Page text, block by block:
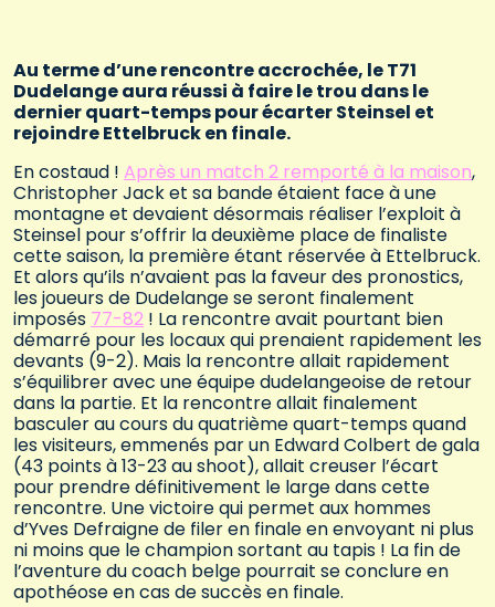
Au terme d’une rencontre accrochée, le T71
Dudelange aura réussi à faire le trou dans le
dernier quart-temps pour écarter Steinsel et
rejoindre Ettelbruck en finale.
En costaud ! Après un match 2 remporté à la maison,
Christopher Jack et sa bande étaient face à une
montagne et devaient désormais réaliser l’exploit à
Steinsel pour s’offrir la deuxième place de finaliste
cette saison, la première étant réservée à Ettelbruck.
Et alors qu’ils n’avaient pas la faveur des pronostics,
les joueurs de Dudelange se seront finalement
imposés 77-82 ! La rencontre avait pourtant bien
démarré pour les locaux qui prenaient rapidement les
devants (9-2). Mais la rencontre allait rapidement
s’équilibrer avec une équipe dudelangeoise de retour
dans la partie. Et la rencontre allait finalement
basculer au cours du quatrième quart-temps quand
les visiteurs, emmenés par un Edward Colbert de gala
(43 points à 13-23 au shoot), allait creuser l’écart
pour prendre définitivement le large dans cette
rencontre. Une victoire qui permet aux hommes
d’Yves Defraigne de filer en finale en envoyant ni plus
ni moins que le champion sortant au tapis ! La fin de
l’aventure du coach belge pourrait se conclure en
apothéose en cas de succès en finale.